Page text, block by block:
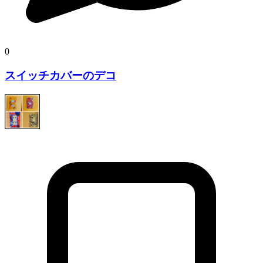
0
スイッチカバーのデコ